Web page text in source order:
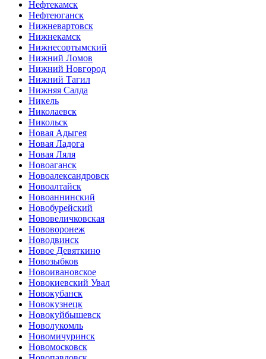
Нефтекамск
Нефтеюганск
Нижневартовск
Нижнекамск
Нижнесортымский
Нижний Ломов
Нижний Новгород
Нижний Тагил
Нижняя Салда
Никель
Николаевск
Никольск
Новая Адыгея
Новая Ладога
Новая Ляля
Новоаганск
Новоалександровск
Новоалтайск
Новоаннинский
Новобурейский
Нововеличковская
Нововоронеж
Новодвинск
Новое Девяткино
Новозыбков
Новоивановское
Новокиевский Увал
Новокубанск
Новокузнецк
Новокуйбышевск
Новолукомль
Новомичуринск
Новомосковск